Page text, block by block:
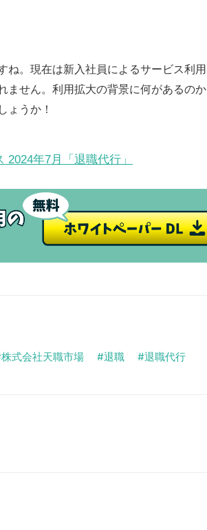
ね。現在は新入社員によるサービス利用
ません。利用拡大の背景に何があるのか
ょうか！
年7月「退職代行」
株式会社天職市場 退職 退職代行